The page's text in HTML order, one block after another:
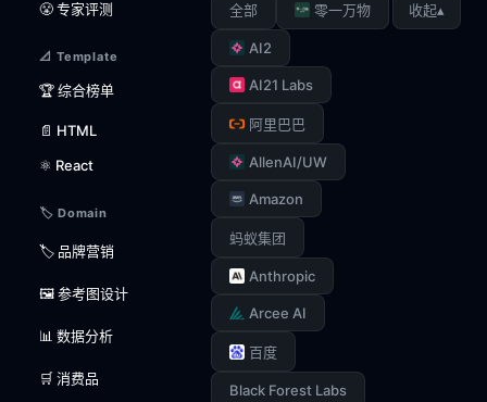
😤 专家评测
📐 Template
🏆 综合榜单
📄 HTML
⚛️ React
🏷️ Domain
🏷️ 品牌营销
🖼️ 参考图设计
📊 数据分析
🛒 消费品
全部 零一万物
AI2
AI21 Labs
阿里巴巴
AllenAI/UW
Amazon
蚂蚁集团
Anthropic
Arcee AI
百度
Black Forest Labs
收起▴